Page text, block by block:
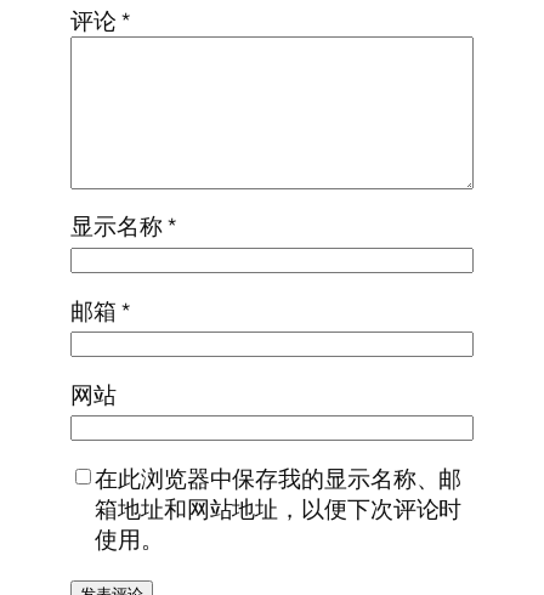
评论*
显示名称*
邮箱*
网站
在此浏览器中保存我的显示名称、邮
箱地址和网站地址，以便下次评论时
使用。